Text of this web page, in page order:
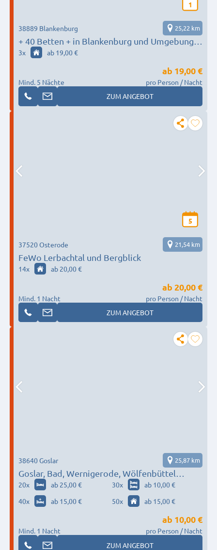
1
+ 40 Betten + in Blankenburg und Umgebung
AFS Monteurunterkünfte
38889 Blankenburg 25,22 km
3x ab 19,00 €
Mind. 5 Nächte
ab 19,00 €
pro Person / Nacht
ZUM ANGEBOT
5
FeWo Lerbachtal und Bergblick
37520 Osterode 21,54 km
14x ab 20,00 €
Mind. 1 Nacht
ab 20,00 €
pro Person / Nacht
ZUM ANGEBOT
Goslar, Bad, Wernigerode, Wölfenbüttel…
38640 Goslar 25,87 km
20x ab 25,00 € 30x
ab 10,00 €
40x ab 15,00 € 50x ab 15,00 €
Mind. 1 Nacht
ab 10,00 €
pro Person / Nacht
ZUM ANGEBOT